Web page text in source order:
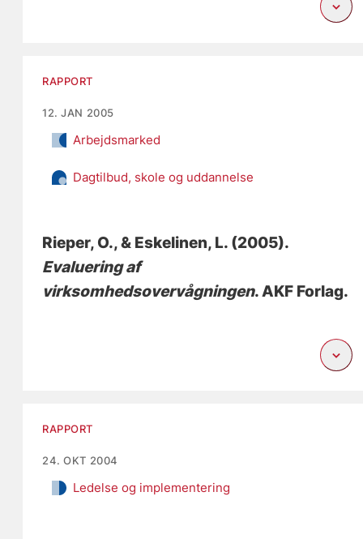
RAPPORT
12. JAN 2005
Arbejdsmarked
Dagtilbud, skole og uddannelse
Rieper, O., & Eskelinen, L. (2005).
Evaluering af
virksomhedsovervågningen. AKF Forlag.
RAPPORT
24. OKT 2004
Ledelse og implementering